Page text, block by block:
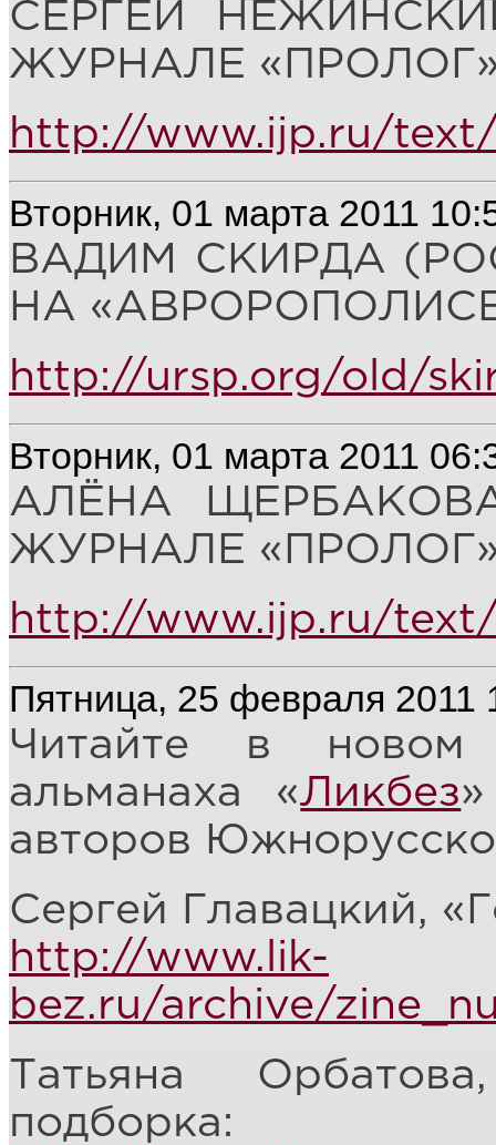
СЕРГЕЙ
ЖУРНАЛЕ
http://www.ijp.ru/
Вторник, 01 марта 2011
ВАДИМ СКИРДА
НА
http://ursp.org/old/
Вторник, 01 марта 2011
АЛЁНА
ЖУРНАЛЕ
http://www.ijp.ru/
Пятница, 25 февраля 2011
Читайте в новом
альманаха «Ликбез
авторов
Сергей Главацкий,
http://www.lik-
bez.ru/archive/
Татьяна
подборка: